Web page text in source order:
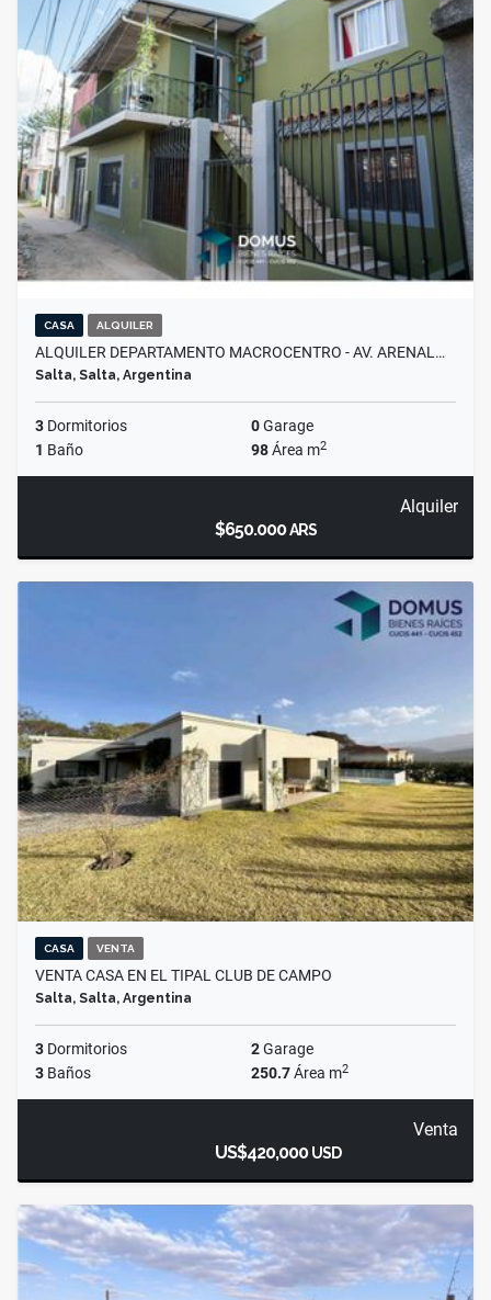
CASA ALQUILER
ALQUILER DEPARTAMENTO MACROCENTRO - AV. ARENAL…
Salta, Salta, Argentina
3 Dormitorios 0Garage
1 Baño 98Área m2
Alquiler
$650.000ARS
CASA VENTA
VENTA CASA EN EL TIPAL CLUB DE CAMPO
Salta, Salta, Argentina
3 Dormitorios 2Garage
3 Baños 250.7Área m2
Venta
US$420,000USD